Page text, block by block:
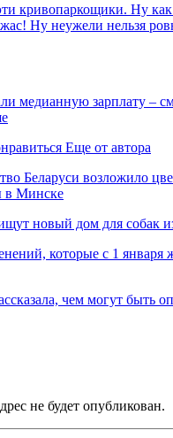
кривопаркощики. Ну
Ну неужели нельзя
медианную зарплату –
Еще от автора
Беларуси возложило
в Минске
новый дом для собак
которые с 1 января
чем могут быть
не будет опубликован.